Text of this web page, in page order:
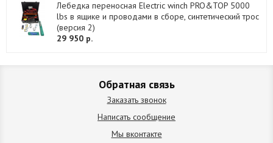
Лебедка переносная Electric winch PRO&TOP 5000
lbs в ящике и проводами в сборе, синтетический трос
(версия 2)
29 950 р.
Обратная связь
Заказать звонок
Написать сообщение
Мы вконтакте